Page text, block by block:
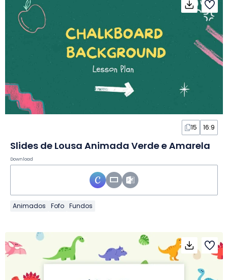
15 16:9
Slides de Lousa Animada Verde e Amarela
Download
Animados Fofo Fundos